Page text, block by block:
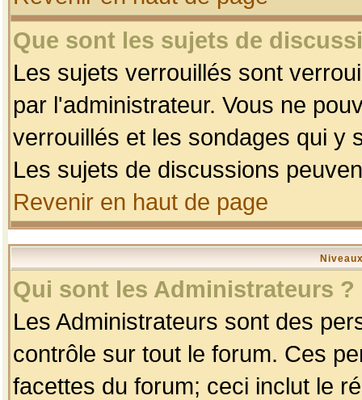
Que sont les sujets de
Les sujets verrouillés sont
par l'administrateur. Vous ne
verrouillés et les sondages qui y
Les sujets de discussions
Revenir en haut de page
Qui sont les Administrateurs ?
Les Administrateurs sont des
contrôle sur tout le forum. Ces
facettes du forum; ceci inclut le